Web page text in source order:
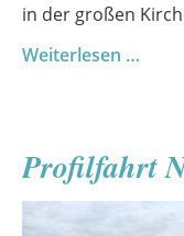
in der großen
Weiterlesen …
Profilfahrt